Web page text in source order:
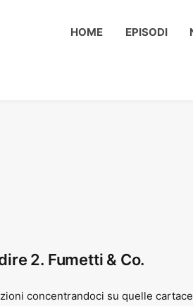
HOME EPISODI
2. Fumetti & Co.
concentrandoci su quelle